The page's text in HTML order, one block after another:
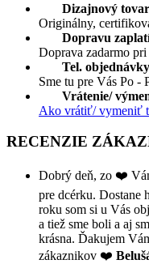
Dizajnový tovar
Originálny,
Dopravu
Doprava zadarmo
Tel.
Sme tu pre Vás Po -
Vrátenie/
Ako vrátiť/ vymeniť
RECENZIE
Dobrý deň, zo ❤️
pre dcérku. Dostane
roku som si u Vás
a tiež sme boli a aj
krásna. Ďakujem
zákaznikov ❤️